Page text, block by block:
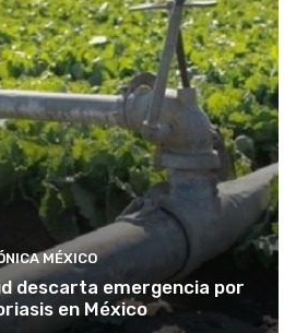
MÉXICO
descarta emergencia por
en México